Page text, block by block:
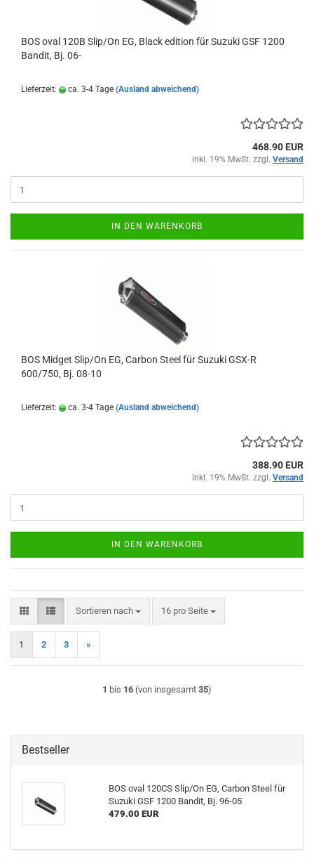
BOS oval 120B Slip/On EG, Black edition für Suzuki GSF 1200
Bandit, Bj. 06-
Lieferzeit: ca. 3-4 Tage (Ausland abweichend)
468.90 EUR
inkl. 19% MwSt. zzgl. Versand
IN DEN WARENKORB
BOS Midget Slip/On EG, Carbon Steel für Suzuki GSX-R
600/750, Bj. 08-10
Lieferzeit: ca. 3-4 Tage (Ausland abweichend)
388.90 EUR
inkl. 19% MwSt. zzgl. Versand
IN DEN WARENKORB
Sortieren nach
Sortieren nach 16 pro Seite
pro Seite
1 2 3 »
1 bis 16 (von insgesamt 35)
Bestseller
BOS oval 120CS Slip/On EG, Carbon Steel für
Suzuki GSF 1200 Bandit, Bj. 96-05
479.00 EUR